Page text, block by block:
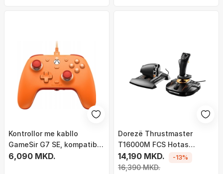
Kontrollor me kabllo
GameSir G7 SE, kompatibil
me Xbox dhe PC, Hall
6,090 MKD.
Dorezë Thrustmaster
T16000M FCS Hotas
(2960778)
14,190 MKD.
16,390 MKD.
-13%